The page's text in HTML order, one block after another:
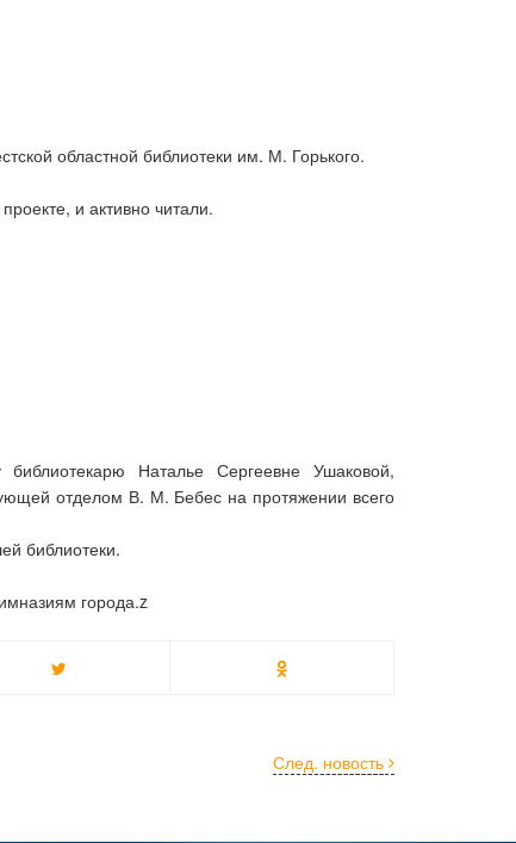
областной библиотеки им. М. Горького.
и активно читали.
Наталье Сергеевне Ушаковой,
отделом В. М. Бебес на протяжении всего
библиотеки.
города.z
След. новость